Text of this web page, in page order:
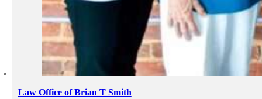
Law Office of Brian T Smith